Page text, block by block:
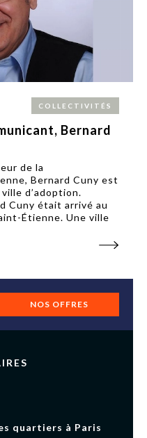
COLLECTIVITÉS
Bernard
de la
Bernard Cuny est
d’adoption.
Cuny était arrivé au
Étienne. Une ville
NOS OFFRES
quartiers à Paris